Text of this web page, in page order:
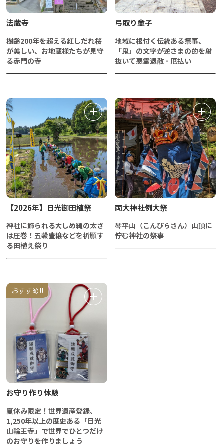
法蔵寺
樹齢200年を超える紅しだれ桜
が美しい、お地蔵様たちが見守
る赤門の寺
弓取り童子
地域に根付く伝統ある祭事、
「鬼」の文字が逆さまの的を射
抜いて悪霊退散・厄払い
【2026年】日光御田植祭
神社に飾られる大しめ縄の太さ
は圧巻！五穀豊穣などを祈願す
る田植え祭り
両大神社例大祭
琴平山（こんぴらさん）山頂に
佇む神社の祭事
おすすめ!!
お守り作り体験
夏休み限定！世界遺産登録、
1,250年以上の歴史ある「日光
山輪王寺」で世界でひとつだけ
のお守りを作りましょう